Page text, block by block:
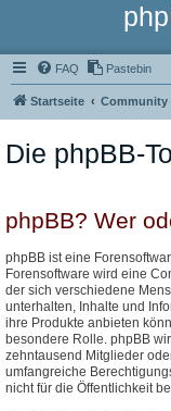
FAQ Pastebin
Startseite Community
Die phpBB-
phpBB? Wer
phpBB ist eine
Forensoftware wird eine
der sich verschiedene
unterhalten, Inhalte und
ihre Produkte anbieten
besondere Rolle. phpBB
zehntausend Mitglieder
umfangreiche
nicht für die Öffentlichkeit